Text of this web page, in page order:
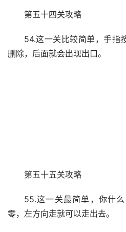
第五十四关攻略
54.这一关比较简单，手指
删除，后面就会出现出口。
第五十五关攻略
55.这一关最简单，你什
零，左方向走就可以走出去。